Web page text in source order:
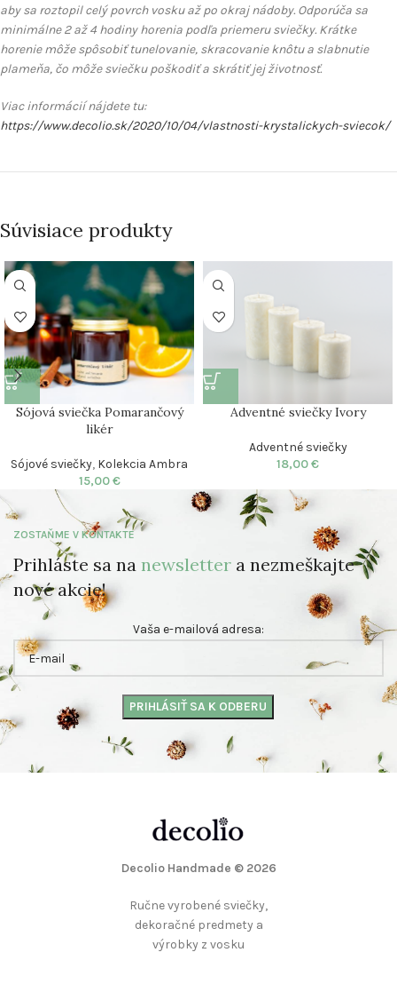
aby sa roztopil celý povrch vosku až po okraj nádoby. Odporúča sa
minimálne 2 až 4 hodiny horenia podľa priemeru sviečky. Krátke
horenie môže spôsobiť tunelovanie, skracovanie knôtu a slabnutie
plameňa, čo môže sviečku poškodiť a skrátiť jej životnosť.
Viac informácií nájdete tu:
https://www.decolio.sk/2020/10/04/vlastnosti-krystalickych-sviecok/
Súvisiace produkty
Sójová sviečka Pomarančový
likér
Sójové sviečky, Kolekcia Ambra
15,00€
Adventné sviečky Ivory
Adventné sviečky
18,00€
ZOSTAŇME V KONTAKTE
Prihláste sa na newsletter a nezmeškajte
nové akcie!
Vaša e-mailová adresa:
Decolio Handmade © 2026
Ručne vyrobené sviečky,
dekoračné predmety a
výrobky z vosku